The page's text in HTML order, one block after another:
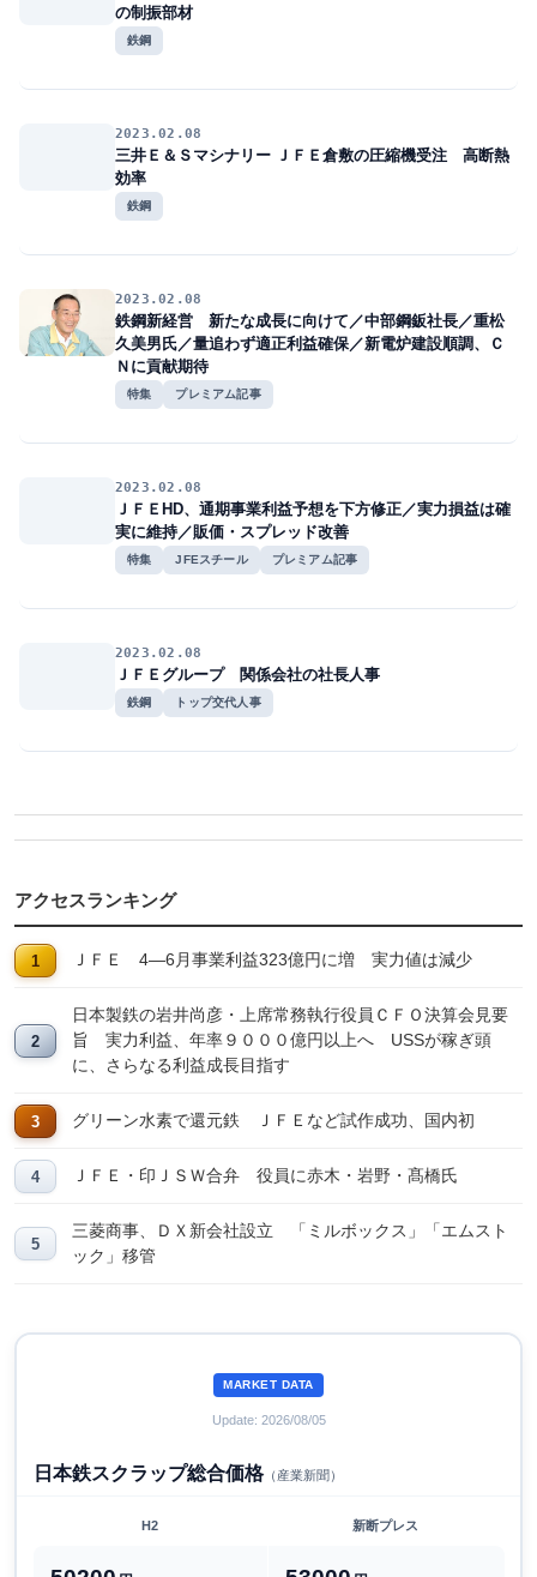
の制振部材
鉄鋼
2023.02.08
三井Ｅ＆Ｓマシナリー ＪＦＥ倉敷の圧縮機受注 高断熱
効率
鉄鋼
2023.02.08
鉄鋼新経営 新たな成長に向けて／中部鋼鈑社長／重松
久美男氏／量追わず適正利益確保／新電炉建設順調、Ｃ
Ｎに貢献期待
特集 プレミアム記事
2023.02.08
ＪＦＥHD、通期事業利益予想を下方修正／実力損益は確
実に維持／販価・スプレッド改善
特集 JFEスチール プレミアム記事
2023.02.08
ＪＦＥグループ 関係会社の社長人事
鉄鋼 トップ交代人事
アクセスランキング
ＪＦＥ 4―6月事業利益323億円に増 実力値は減少
日本製鉄の岩井尚彦・上席常務執行役員ＣＦＯ決算会見要
旨 実力利益、年率９０００億円以上へ USSが稼ぎ頭
に、さらなる利益成長目指す
グリーン水素で還元鉄 ＪＦＥなど試作成功、国内初
ＪＦＥ・印ＪＳＷ合弁 役員に赤木・岩野・髙橋氏
三菱商事、ＤＸ新会社設立 「ミルボックス」「エムスト
ック」移管
MARKET DATA
Update: 2026/08/05
日本鉄スクラップ総合価格（産業新聞）
H2 新断プレス